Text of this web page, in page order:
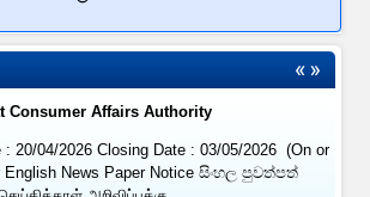
Advertisement: Click here
file/d/1wu3tMXFEfVLQ4FEGwoj0dO-
Consumer Affairs Authority
: 20/04/2026 Closing Date : 03/05/2026 (On or
News Paper Notice සිංහල පුවත්පත්